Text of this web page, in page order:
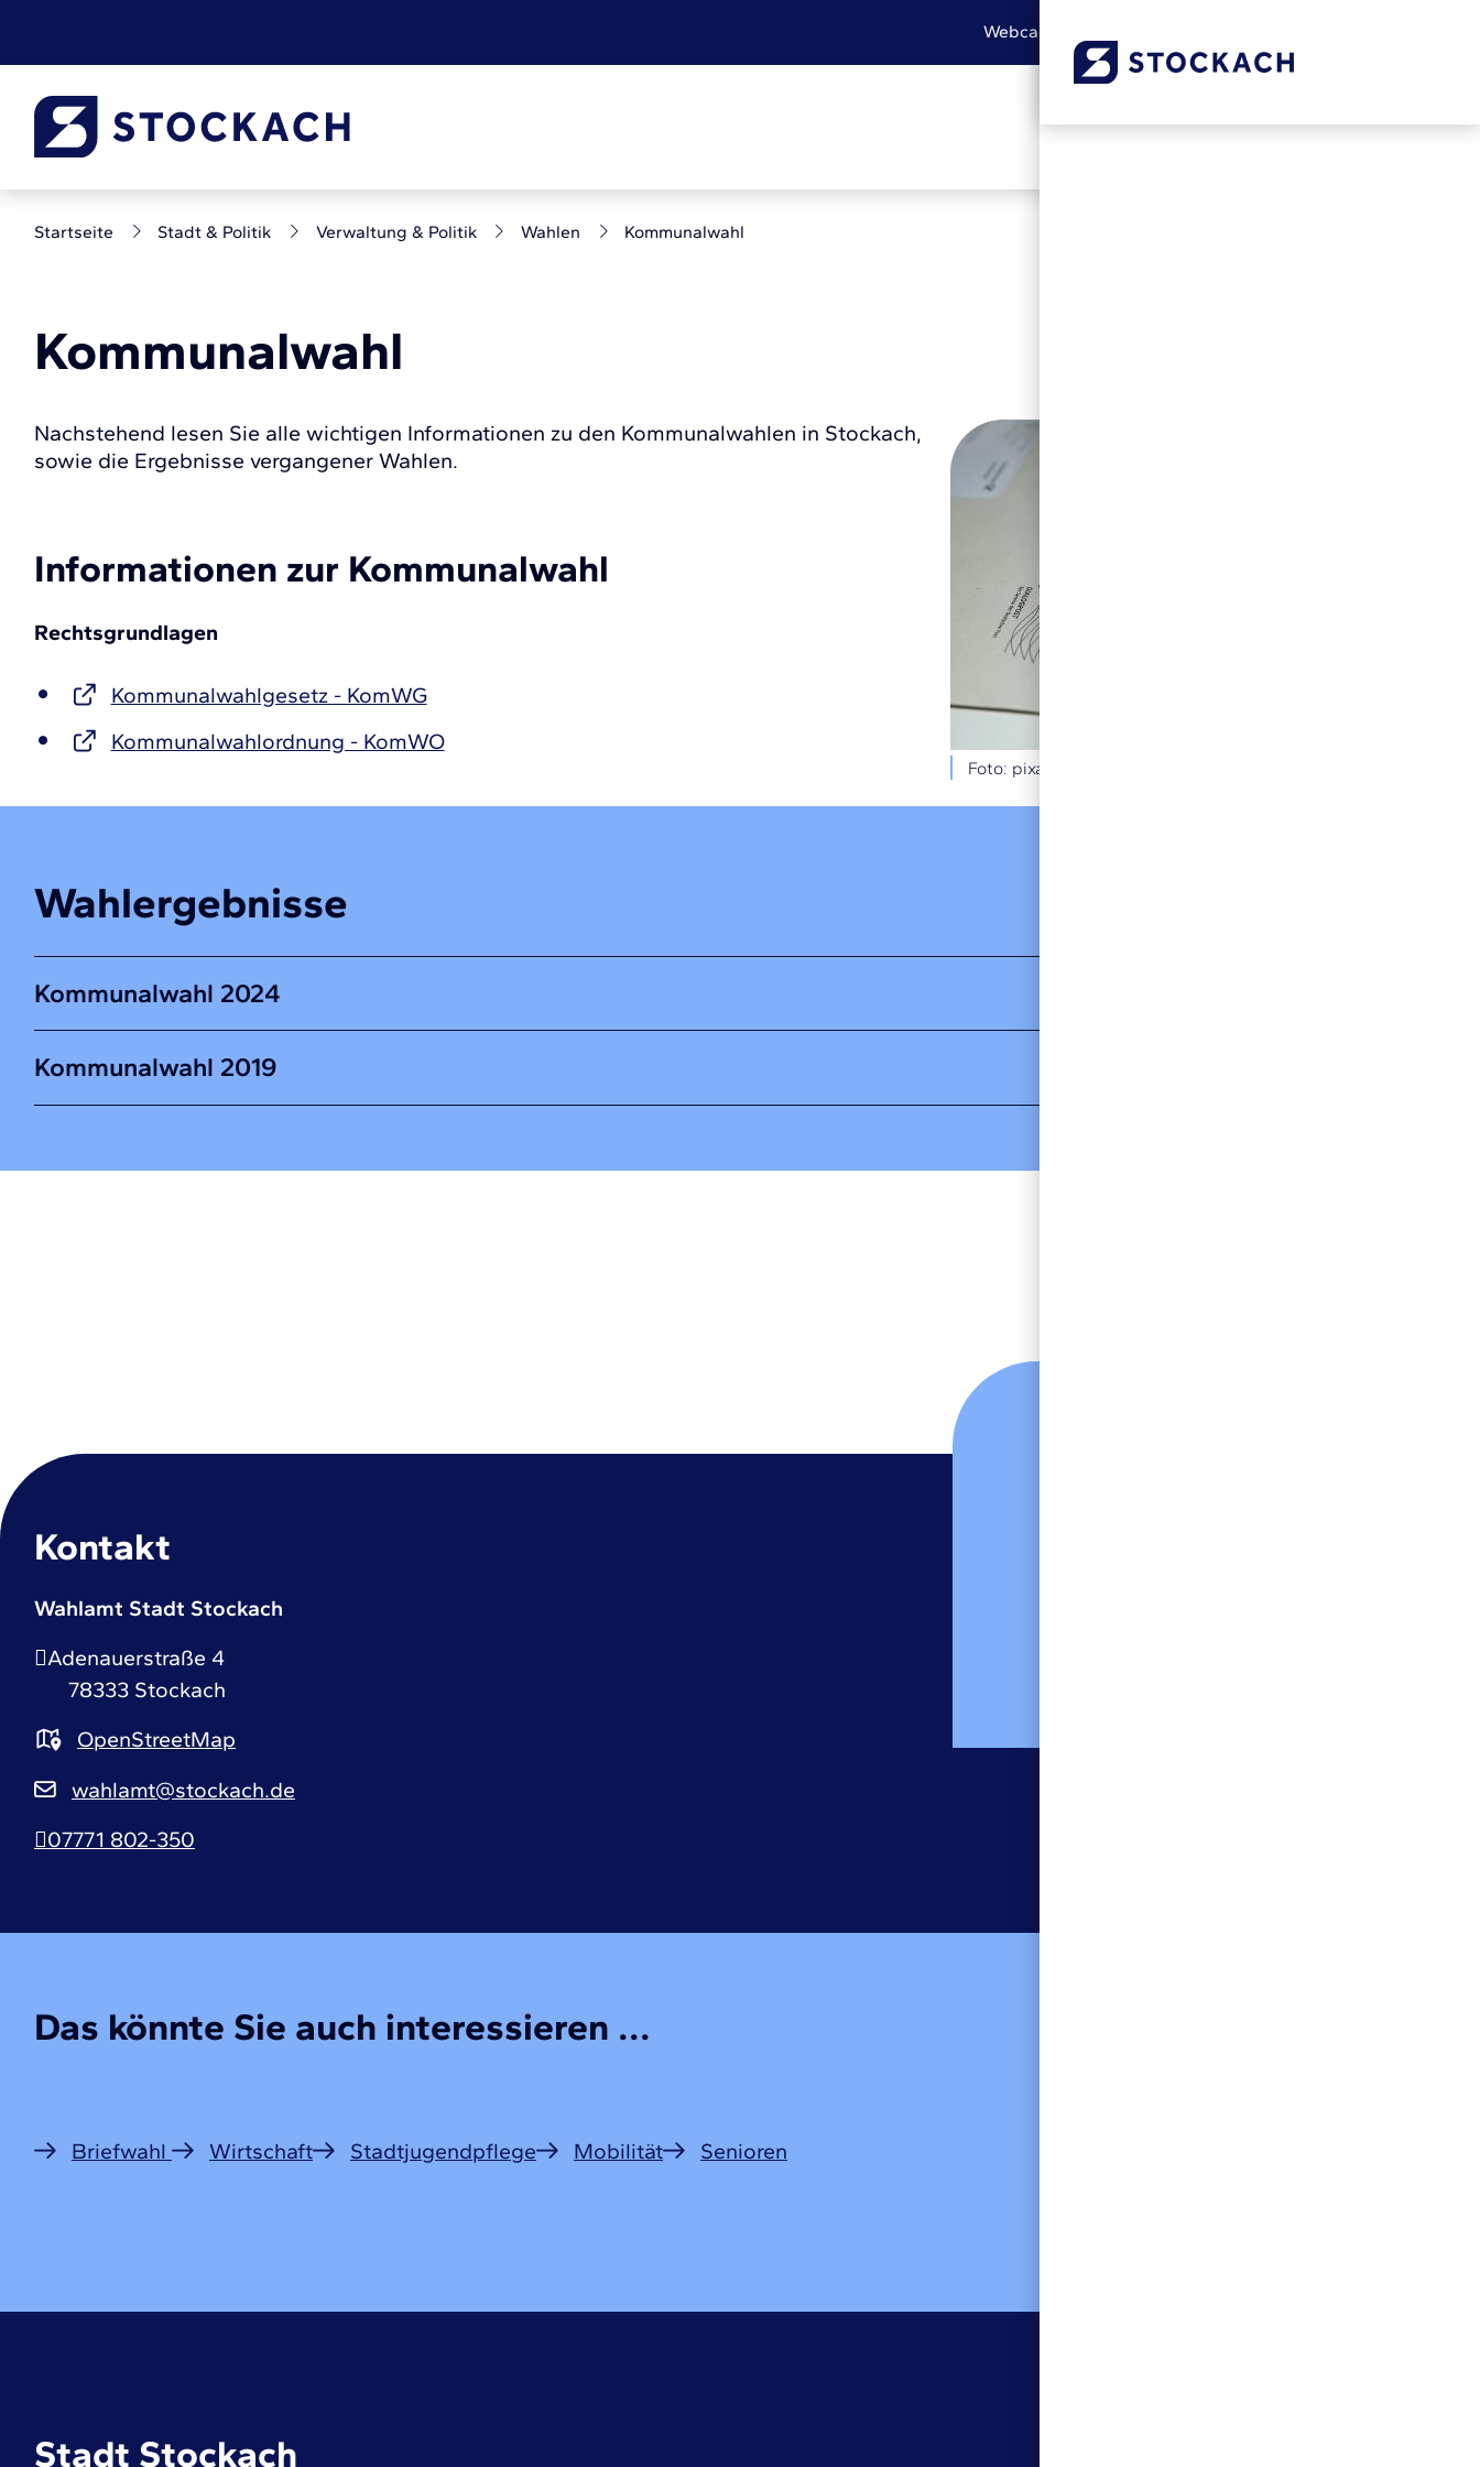
Webcam
Startseite Stadt & Politik Verwaltung & Politik Wahlen Kommunalwahl
Kommunalwahl
Foto: pixabay
Nachstehend lesen Sie alle wichtigen Informationen zu den Kommunalwahlen in Stockach,
sowie die Ergebnisse vergangener Wahlen.
Informationen zur Kommunalwahl
Rechtsgrundlagen
Kommunalwahlgesetz - KomWG
Kommunalwahlordnung - KomWO
Wahlergebnisse
Kommunalwahl 2024
Kommunalwahl 2019
Kontakt
Wahlamt Stadt Stockach
Adenauerstraße 4
78333 Stockach
OpenStreetMap
wahlamt@stockach.de
07771 802-350
Das könnte Sie auch interessieren ...
Briefwahl Wirtschaft Stadtjugendpflege Mobilität Senioren
Stadt Stockach